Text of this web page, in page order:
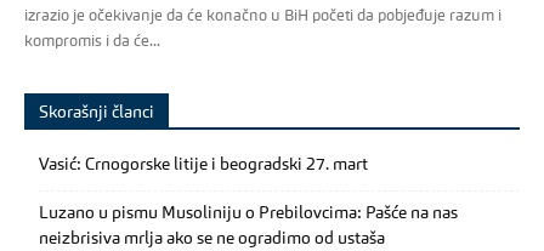
izrazio je očekivanje da će konačno u BiH početi da pobjeđuje razum i
kompromis i da će...
Skorašnji članci
Vasić: Crnogorske litije i beogradski 27. mart
Luzano u pismu Musoliniju o Prebilovcima: Pašće na nas
neizbrisiva mrlja ako se ne ogradimo od ustaša